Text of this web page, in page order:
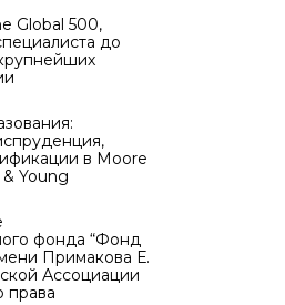
Global 500,
до
в Moore
Young
фонда “Фонд
Примакова Е.
Ассоциации
права